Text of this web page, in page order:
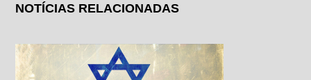
NOTÍCIAS RELACIONADAS